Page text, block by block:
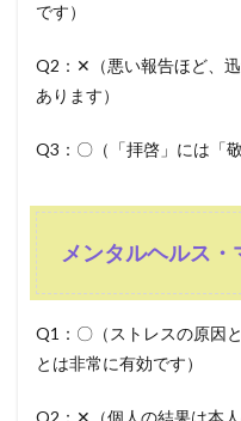
です）
Q2：✕（悪い報告ほど、
あります）
Q3：〇（「拝啓」には「
メンタルヘルス
Q1：〇（ストレスの原因
とは非常に有効です）
Q2：✕（個人の結果は本